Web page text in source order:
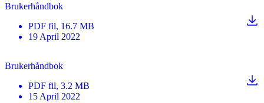
Brukerhåndbok
PDF fil, 16.7 MB
19 April 2022
Brukerhåndbok
PDF fil, 3.2 MB
15 April 2022